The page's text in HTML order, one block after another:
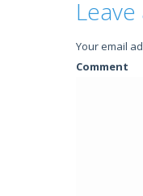
Your email
Comment